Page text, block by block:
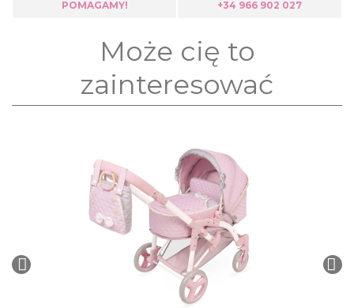
POMAGAMY!
+34 966 902 027
Może cię to
zainteresować